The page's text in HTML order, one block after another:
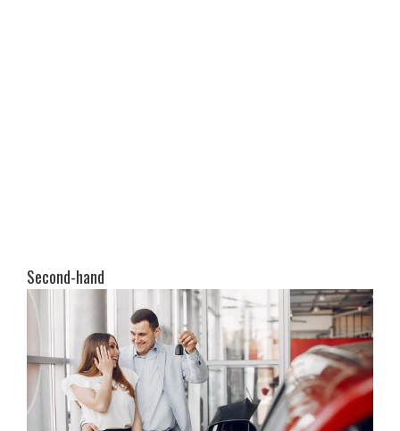
Second-hand